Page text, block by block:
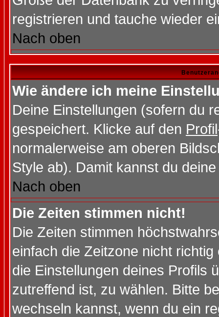
registrieren und tauche wieder
Nach oben
Wie ändere ich meine
Deine Einstellungen (sofern du
gespeichert. Klicke auf den Profil
normalerweise am oberen
Style ab). Damit kannst du
Nach oben
Die Zeiten stimmen nicht!
Die Zeiten stimmen
einfach die Zeitzone nicht
die Einstellungen deines Profils
zutreffend ist, zu wählen. Bitte
wechseln kannst, wenn du ein